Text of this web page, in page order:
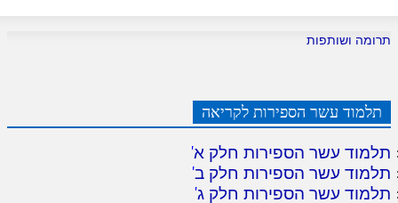
תרומה ושותפות
תלמוד עשר הספירות לקריאה
תלמוד עשר הספירות חלק א'
תלמוד עשר הספירות חלק ב'
תלמוד עשר הספירות חלק ג'